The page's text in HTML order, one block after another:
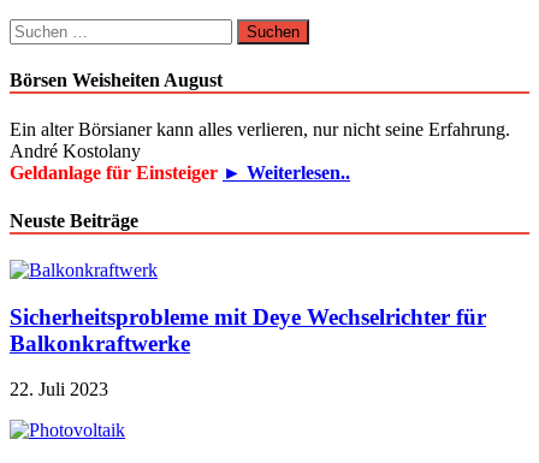
Suchen
nach:
Börsen Weisheiten August
Ein alter Börsianer kann alles verlieren, nur nicht seine Erfahrung.
André Kostolany
Geldanlage für Einsteiger ► Weiterlesen..
Neuste Beiträge
Sicherheitsprobleme mit Deye Wechselrichter für
Balkonkraftwerke
22. Juli 2023